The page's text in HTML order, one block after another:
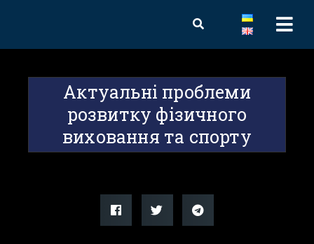
Актуальні проблеми
розвитку фізичного
виховання та спорту